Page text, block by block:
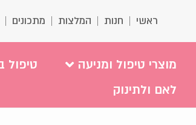
ראשי חנות המלצות מתכונים
מוצרי טיפול ומניעה טיפול
לאם ולתינוק